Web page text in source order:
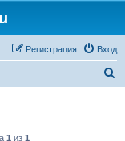
Вход
Регистрация
1 из 1